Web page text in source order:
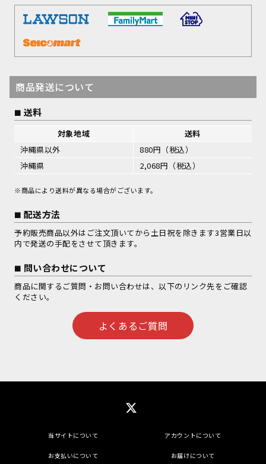
商品発送について
送料
対象地域
送料
沖縄県以外
880円（税込）
沖縄県
2,068円（税込）
※商品により送料が異なる場合がございます。
配送方法
予約販売商品以外はご注文頂いてから土日祝を除きます3営業日以
内で発送の手配をさせて頂きます。
問い合わせについて
商品に関するご質問・お問い合わせは、以下のリンク先をご確認
ください。
よくあるご質問
当サイトについて アカウントについて
お支払いについて お届けについて